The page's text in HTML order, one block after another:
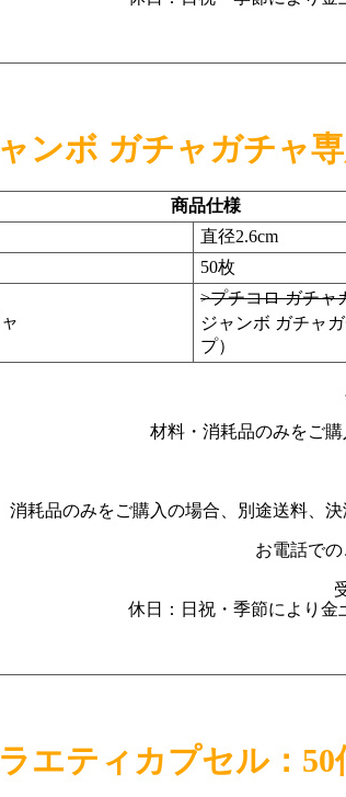
ャンボ ガチャガチャ
商品仕様
直径2.6cm
50枚
>プチコロ ガチャ
ジャンボ ガチャ
プ）
材料・消耗品のみをご購
消耗品のみをご購入の場合、 別途送料、
お電話で
休日：日祝・季節により金
エティカプセル：50